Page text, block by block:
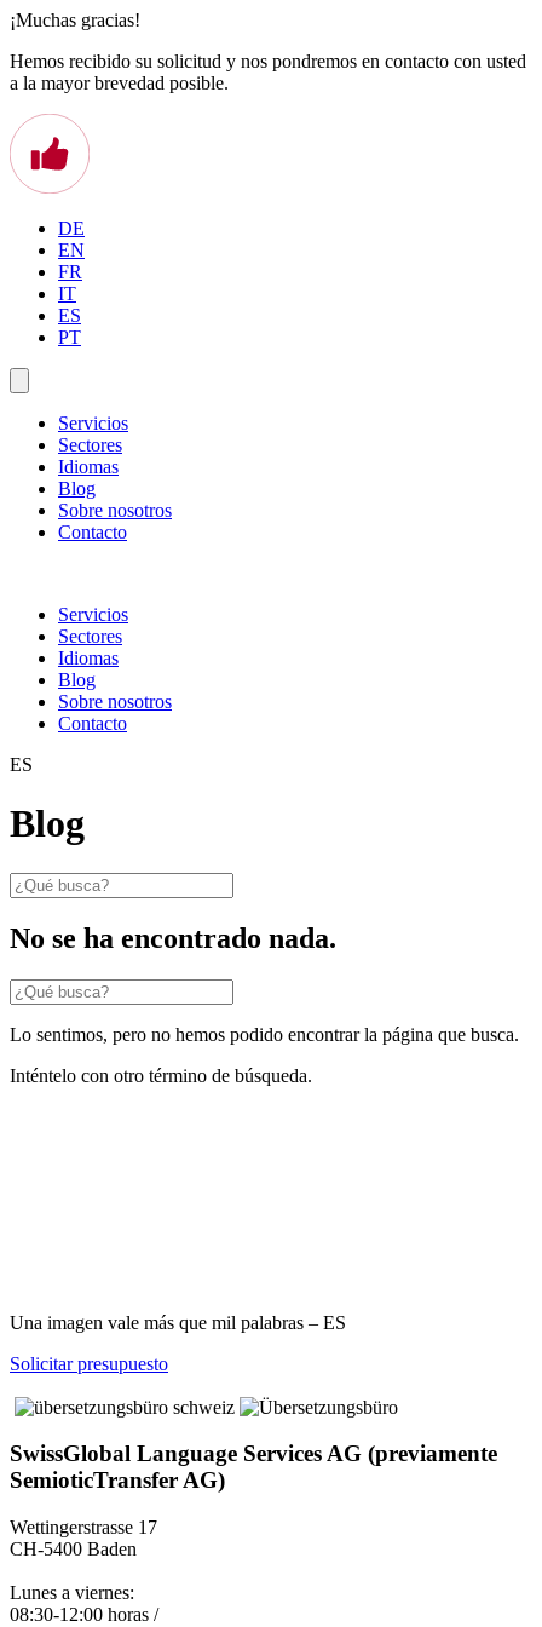
¡Muchas gracias!
Hemos recibido su solicitud y nos pondremos en contacto con usted
a la mayor brevedad posible.
DE
EN
FR
IT
ES
PT
Servicios
Sectores
Idiomas
Blog
Sobre nosotros
Contacto
Servicios
Sectores
Idiomas
Blog
Sobre nosotros
Contacto
ES
Blog
No se ha encontrado nada.
Lo sentimos, pero no hemos podido encontrar la página que busca.
Inténtelo con otro término de búsqueda.
Una imagen vale más que mil palabras – ES
Solicitar presupuesto
SwissGlobal Language Services AG (previamente
SemioticTransfer AG)
Wettingerstrasse 17
CH-5400 Baden
Lunes a viernes:
08:30-12:00 horas /